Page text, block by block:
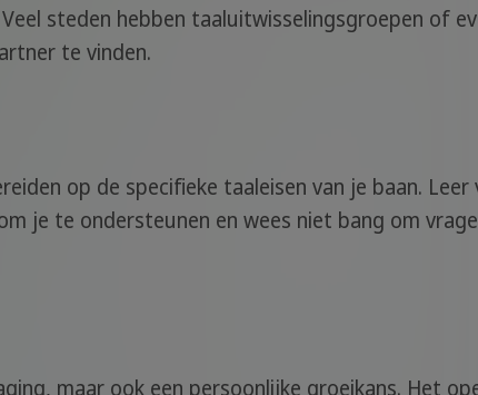
steden hebben taaluitwisselingsgroepen of
te vinden.
op de specifieke taaleisen van je baan.
je te ondersteunen en wees niet bang om
maar ook een persoonlijke groeikans. Het